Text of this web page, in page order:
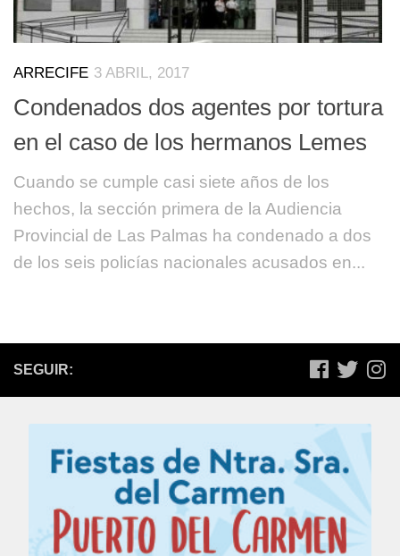
ARRECIFE 3 ABRIL, 2017
Condenados dos agentes por tortura
en el caso de los hermanos Lemes
Cuando se cumple casi siete años de los
hechos, la sección primera de la Audiencia
Provincial de Las Palmas ha condenado a dos
de los seis policías nacionales acusados en...
SEGUIR: